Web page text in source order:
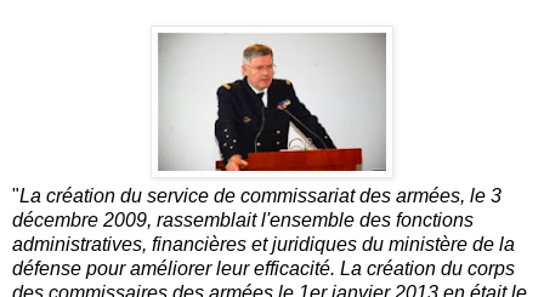
"La création du service de commissariat des armées, le 3
décembre 2009, rassemblait l'ensemble des fonctions
administratives, financières et juridiques du ministère de la
défense pour améliorer leur efficacité. La création du corps
des commissaires des armées le 1er janvier 2013 en était le